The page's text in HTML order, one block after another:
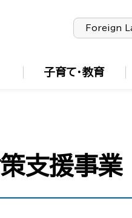
子育て・教育
支援事業